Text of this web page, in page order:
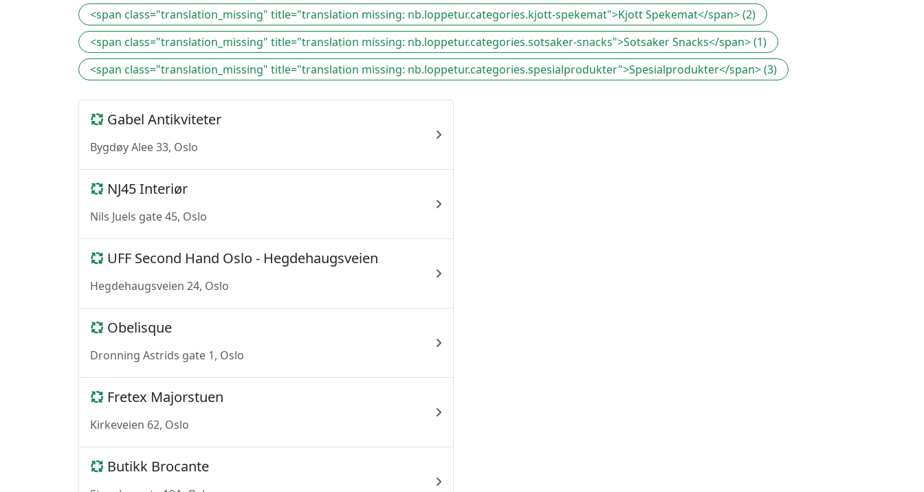
<span class="translation_missing" title="translation missing: nb.loppetur.categories.kjott-spekemat">Kjott Spekemat</span> (2)
<span class="translation_missing" title="translation missing: nb.loppetur.categories.sotsaker-snacks">Sotsaker Snacks</span> (1)
<span class="translation_missing" title="translation missing: nb.loppetur.categories.spesialprodukter">Spesialprodukter</span> (3)
Gabel Antikviteter
Bygdøy Alee 33, Oslo
NJ45 Interiør
Nils Juels gate 45, Oslo
UFF Second Hand Oslo - Hegdehaugsveien
Hegdehaugsveien 24, Oslo
Obelisque
Dronning Astrids gate 1, Oslo
Fretex Majorstuen
Kirkeveien 62, Oslo
Butikk Brocante